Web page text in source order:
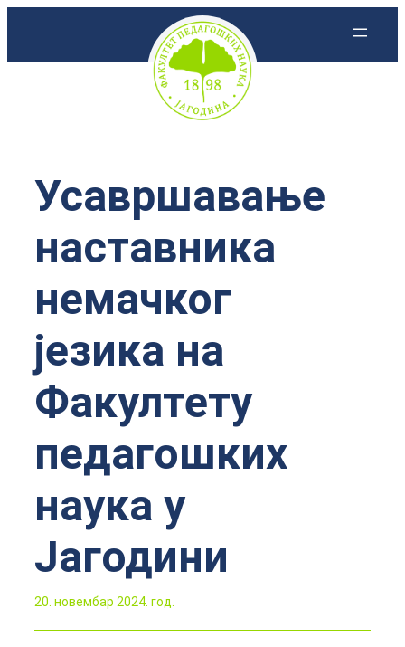
Усавршавање
наставника
немачког
језика на
Факултету
педагошких
наука у
Јагодини
20. новембар 2024. год.